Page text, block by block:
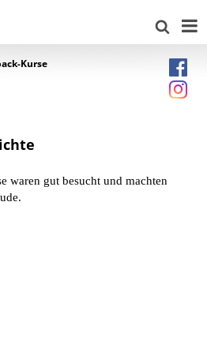
Kurse
waren gut besucht und machten